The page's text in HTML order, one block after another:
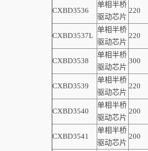
CXBD3536
单相半桥
驱动芯片
220
CXBD3537L
单相半桥
驱动芯片
220
CXBD3538
单相半桥
驱动芯片
300
CXBD3539
单相半桥
驱动芯片
220
CXBD3540
单相半桥
驱动芯片
200
CXBD3541
单相半桥
驱动芯片
200